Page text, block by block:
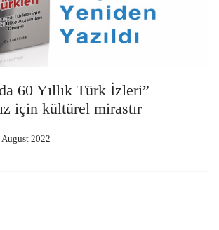
60 Yıllık Türk İzleri”
için kültürel mirastır
August 2022